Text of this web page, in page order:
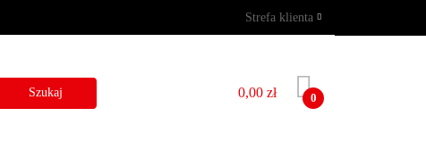
Strefa klienta
Zarejestruj się
Dodaj zgłoszenie
0,00 zł 0